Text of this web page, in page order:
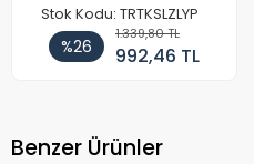
Stok Kodu: TRTKSLZLYP
%26
1.339,80 TL
992,46 TL
Benzer Ürünler